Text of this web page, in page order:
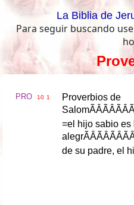
La Biblia de
Para seguir buscando
PRO 10 1 Proverbios de
Salom
=el hijo sabio es
alegr
de su padre, el